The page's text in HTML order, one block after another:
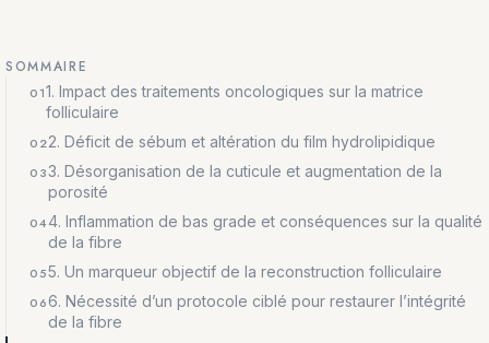
SOMMAIRE
1. Impact des traitements oncologiques sur la matrice
folliculaire
2. Déficit de sébum et altération du film hydrolipidique
3. Désorganisation de la cuticule et augmentation de la
porosité
4. Inflammation de bas grade et conséquences sur la qualité
de la fibre
5. Un marqueur objectif de la reconstruction folliculaire
6. Nécessité d’un protocole ciblé pour restaurer l’intégrité
de la fibre